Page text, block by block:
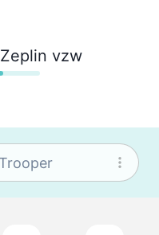
Zeplin vzw